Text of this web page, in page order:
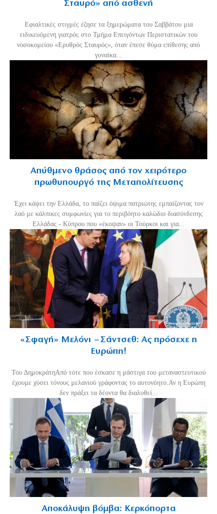
Σταυρό» από ασθενή
Εφιαλτικές στιγμές έζησε τα ξημερώματα του Σαββάτου μια
ειδικευόμενη γιατρός στο Τμήμα Επειγόντων Περιστατικών του
νοσοκομείου «Ερυθρός Σταυρός», όταν έπεσε θύμα επίθεσης από
γυναίκα...
Απύθμενο θράσος από τον χειρότερο
πρωθυπουργό της Μεταπολίτευσης
Έχει κάψει την Ελλάδα, το παίζει όψιμα πατριώτης εμπαίζοντας τον
λαό με κάλπικες συμφωνίες για το περιβόητο καλώδιο διασύνδεσης
Ελλάδας - Κύπρου που «έκοψαν» οι Τούρκοι και για...
«Σφαγή» Μελόνι – Σάντσεθ: Ας πρόσεχε η
Ευρώπη!
Του ΔημοκράτηΑπό τότε που έσκασε η μάστιγα του μεταναστευτικού
έχουμε χύσει τόνους μελανιού γράφοντας το αυτονόητο.Αν η Ευρώπη
δεν πράξει τα δέοντα θα διαλυθεί...
Αποκάλυψη βόμβα: Κερκόπορτα